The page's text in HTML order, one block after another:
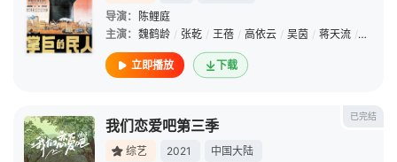
导演：
陈鲤庭
主演： 魏鹤龄 / 张乾 / 王蓓 / 高依云 / 吴茵 / 蒋天流 / 傅伯棠
立即播放 下载
已完结
我们恋爱吧第三季
综艺 2021
中国大陆